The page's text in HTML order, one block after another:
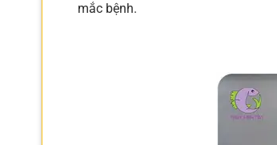
mắc bệnh.